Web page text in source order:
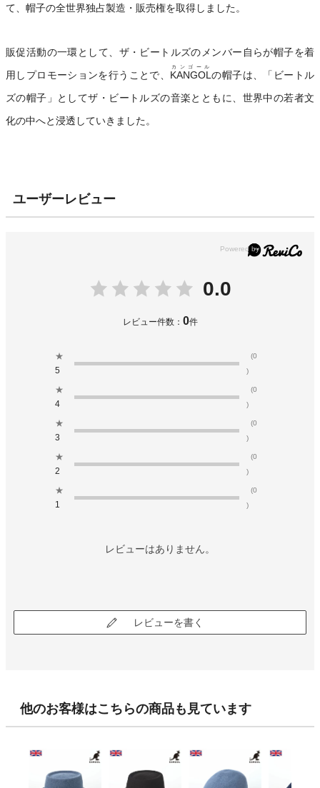
て、帽子の全世界独占製造・販売権を取得しました。
販促活動の一環として、ザ・ビートルズのメンバー自らが帽子を着
用しプロモーションを行うことで、 KANGOL
カンゴール
の帽子は、「ビートル
ズの帽子」としてザ・ビートルズの音楽とともに、世界中の若者文
化の中へと浸透していきました。
ユーザーレビュー
0.0
レビュー件数： 0件
★
5
(0
)
★
4
(0
)
★
3
(0
)
★
2
(0
)
★
1
(0
)
レビューはありません。
レビューを書く
他のお客様はこちらの商品も見ています